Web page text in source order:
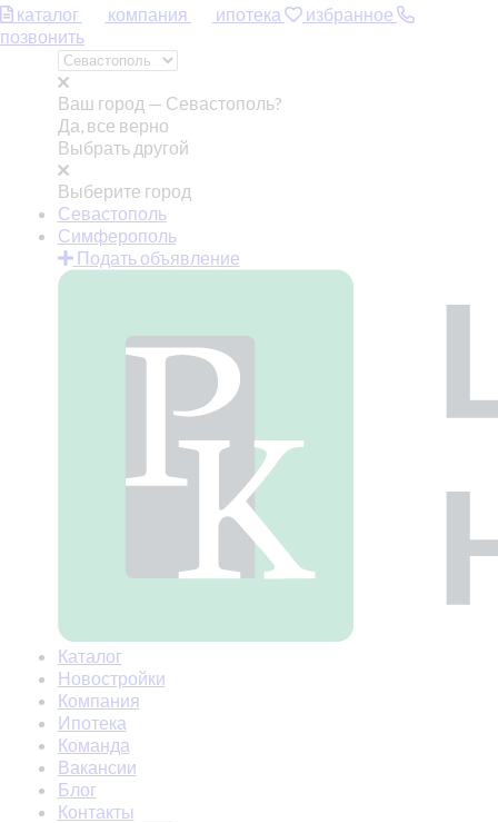
каталог компания ипотека
избранное
позвонить
Ваш город — Севастополь?
Да, все верно
Выбрать другой
Выберите город
Севастополь
Симферополь
Подать объявление
Каталог
Новостройки
Компания
Ипотека
Команда
Вакансии
Блог
Контакты